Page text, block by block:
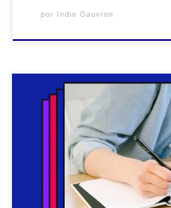
por Indio Gauvron
Montano Walter Desde el
amplificación. Mejorando la
Newman inventores
Enseñanza de audio en
Ramos, Ramiro Oscar